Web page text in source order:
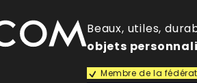
Beaux, utiles,
objets
Membre de la